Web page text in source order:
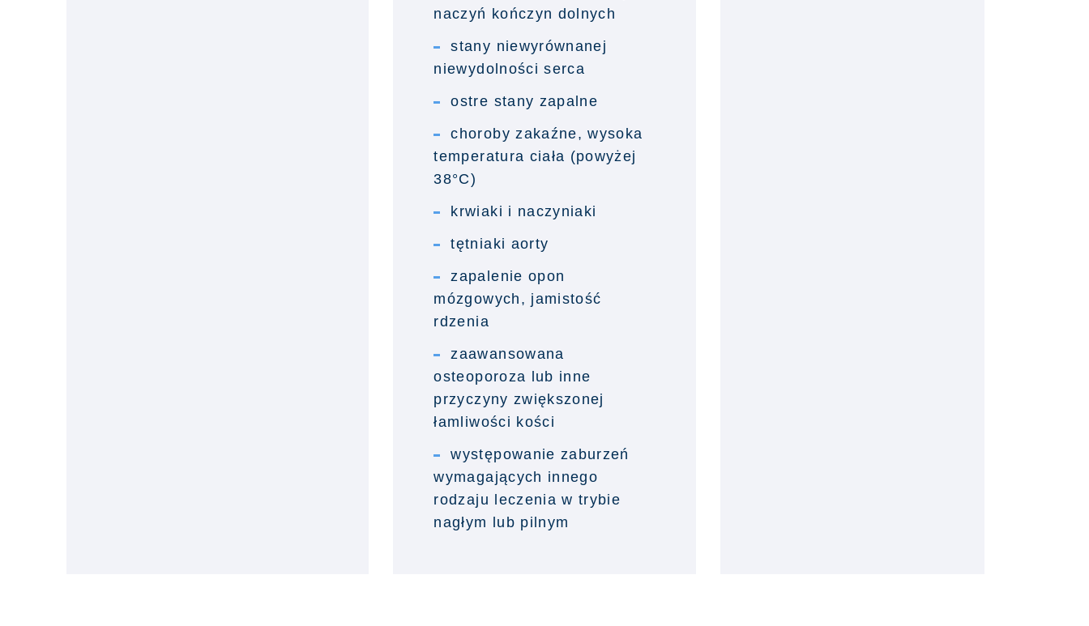
naczyń kończyn dolnych
stany niewyrównanej
niewydolności serca
ostre stany zapalne
choroby zakaźne, wysoka
temperatura ciała (powyżej
38°C)
krwiaki i naczyniaki
tętniaki aorty
zapalenie opon
mózgowych, jamistość
rdzenia
zaawansowana
osteoporoza lub inne
przyczyny zwiększonej
łamliwości kości
występowanie zaburzeń
wymagających innego
rodzaju leczenia w trybie
nagłym lub pilnym